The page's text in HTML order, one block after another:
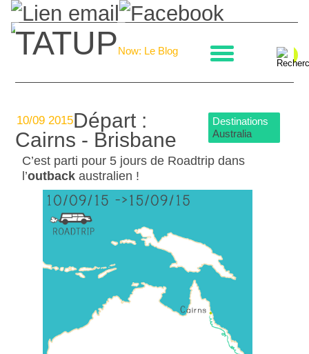
La boulangerie
TATUPNow: Le Blog
Destinations
Australia
10/09 2015Départ :
Cairns - Brisbane
C’est parti pour 5 jours de Roadtrip dans
l’outbackaustralien !